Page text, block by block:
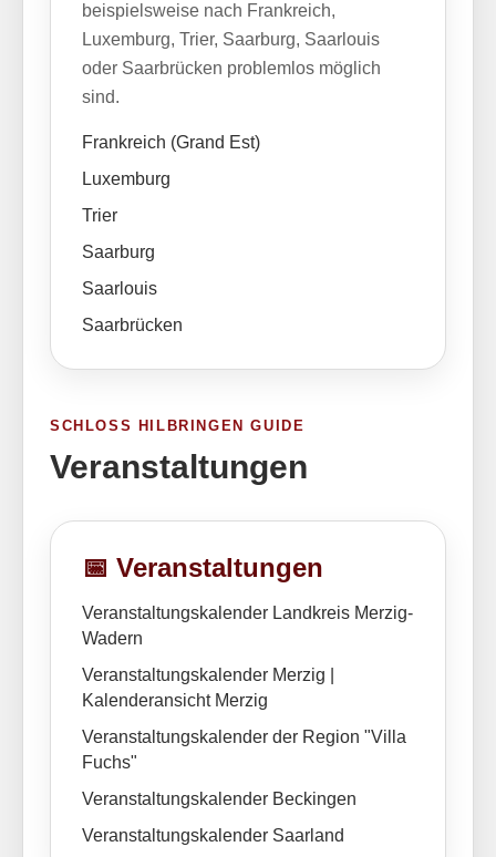
beispielsweise nach Frankreich,
Luxemburg, Trier, Saarburg, Saarlouis
oder Saarbrücken problemlos möglich
sind.
Frankreich (Grand Est)
Luxemburg
Trier
Saarburg
Saarlouis
Saarbrücken
SCHLOSS HILBRINGEN GUIDE
Veranstaltungen
📅 Veranstaltungen
Veranstaltungskalender Landkreis Merzig-
Wadern
Veranstaltungskalender Merzig
Kalenderansicht Merzig
Veranstaltungskalender der Region "Villa
Fuchs"
Veranstaltungskalender Beckingen
Veranstaltungskalender Saarland